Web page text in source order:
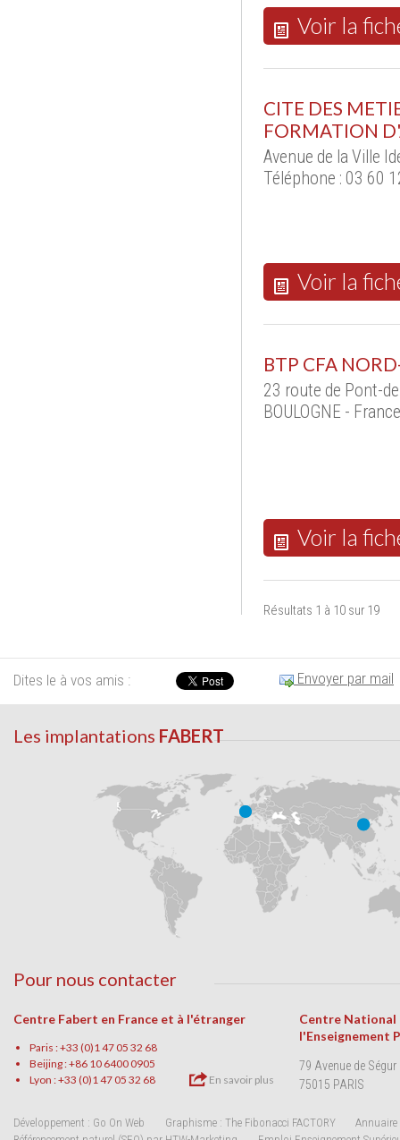
Voir la
CITE DES
FORMATION
Avenue de la Ville
Téléphone : 03 60
Voir la
BTP CFA
23 route de Pont-
BOULOGNE - France
Voir la
Résultats 1 à 10 sur 19
Dites le à vos amis : Envoyer par mail
Les implantations FABERT
Pour nous contacter
Centre Fabert en France et à l'étranger
Paris : +33 (0)1 47 05 32 68
Beijing : +86 10 6400 0905
Lyon : +33 (0)1 47 05 32 68
En savoir plus
Centre National
l'Enseignement
79 Avenue de Ségur
75015 PARIS
Développement : Go On Web Graphisme : The Fibonacci FACTORY
Annuaire